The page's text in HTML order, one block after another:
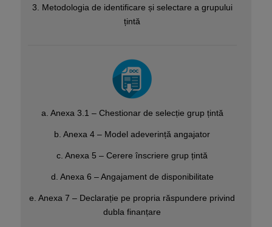
3. Metodologia de identificare și selectare a grupului
țintă
a. Anexa 3.1 – Chestionar de selecție grup țintă
b. Anexa 4 – Model adeverință angajator
c. Anexa 5 – Cerere înscriere grup țintă
d. Anexa 6 – Angajament de disponibilitate
e. Anexa 7 – Declarație pe propria răspundere privind
dubla finanțare